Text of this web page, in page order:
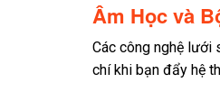
Âm Học và
Các công nghệ lưới
chí khi bạn đẩy hệ